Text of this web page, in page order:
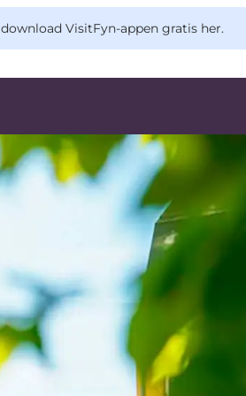
download VisitFyn-appen gratis her.